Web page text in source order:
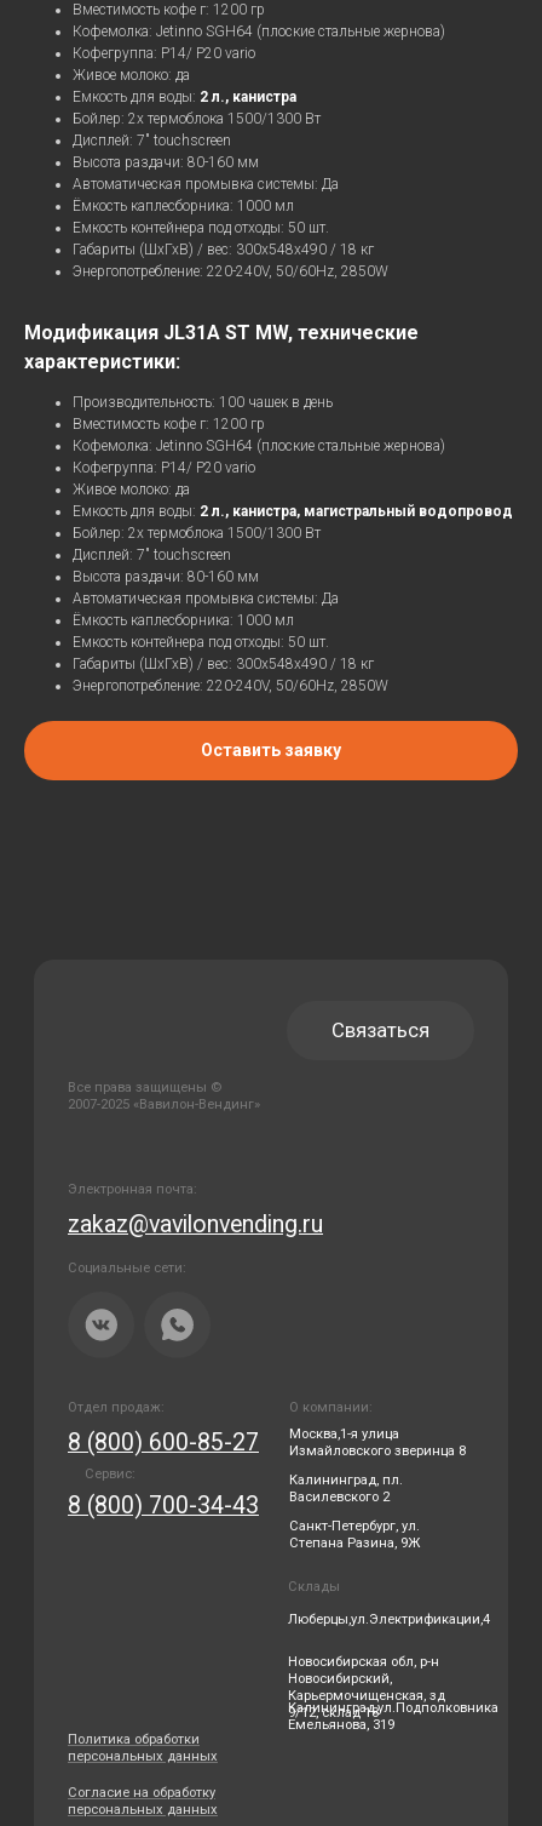
Вместимость кофе г: 1200 гр
Кофемолка: Jetinno SGH64 (плоские стальные жернова)
Кофегруппа: P14/ P20 vario
Живое молоко: да
Емкость для воды: 2 л., канистра
Бойлер: 2х термоблока 1500/1300 Вт
Дисплей: 7" touchscreen
Высота раздачи: 80-160 мм
Автоматическая промывка системы: Да
Ёмкость каплесборника: 1000 мл
Емкость контейнера под отходы: 50 шт.
Габариты (ШхГхВ) / вес: 300х548х490 / 18 кг
Энергопотребление: 220-240V, 50/60Hz, 2850W
Модификация JL31А ST MW, технические
характеристики:
Производительность: 100 чашек в день
Вместимость кофе г: 1200 гр
Кофемолка: Jetinno SGH64 (плоские стальные жернова)
Кофегруппа: P14/ P20 vario
Живое молоко: да
Емкость для воды: 2 л., канистра, магистральный водопровод
Бойлер: 2х термоблока 1500/1300 Вт
Дисплей: 7" touchscreen
Высота раздачи: 80-160 мм
Автоматическая промывка системы: Да
Ёмкость каплесборника: 1000 мл
Емкость контейнера под отходы: 50 шт.
Габариты (ШхГхВ) / вес: 300х548х490 / 18 кг
Энергопотребление: 220-240V, 50/60Hz, 2850W
Оставить заявку
Все права защищены ©
2007-2025 «Вавилон-Вендинг»
Связаться
персональных данных
Согласие на обработку
персональных данных
Разработка сайта
Электронная почта:
zakaz@vavilonvending.ru
Социальные сети:
Сервис:
8 (800) 700-34-43
Емельянова, 319
Новосибирская обл, р-н
9/12, склад 18
Люберцы,ул.Электрификации,4
с 9:00 до 17:00 (мск)
Калининград, пл.